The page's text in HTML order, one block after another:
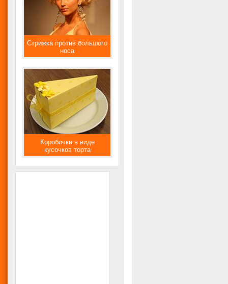
Стрижка против большого
носа
Коробочки в виде
кусочков торта